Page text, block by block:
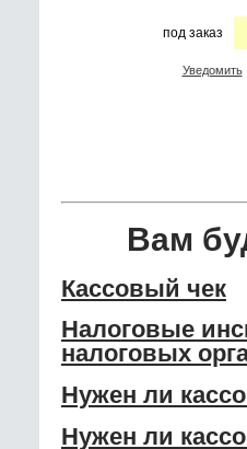
под заказ
Уведомить
Вам
Кассовый чек
Налоговые
налоговых
Нужен ли
Нужен ли